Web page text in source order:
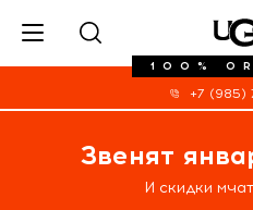
100%
+7 (985)
Звенят
И скидки